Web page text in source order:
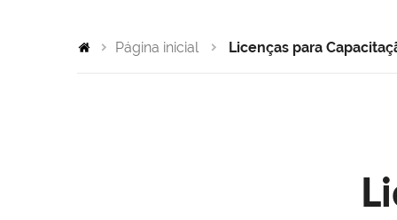
Página inicial Licenças para